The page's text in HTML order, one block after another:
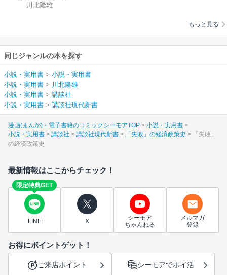
史
川北隆雄
もっと見る
同じジャンルの本を探す
小説・実用書 > 小説・実用書
小説・実用書 > 川北隆雄
小説・実用書 > 講談社
小説・実用書 > 講談社現代新書
漫画(まんが)・電子書籍のコミックシーモアTOP
小説・実用書
小説・実用書
講談社 講談社現代新書 「失敗」の経済政策史
「失敗」
の経済政策史
最新情報はここからチェック！
限定特典GET
LINE X
シーモア
ちゃんねる
メルマガ
登録
お得にポイントゲット！
ご来店ポイント シーモアでポイ活